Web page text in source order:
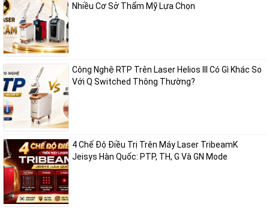
Nhiều Cơ Sở Thẩm Mỹ Lựa Chọn
Công Nghệ RTP Trên Laser Helios III Có Gì Khác So
Với Q Switched Thông Thường?
4 Chế Độ Điều Trị Trên Máy Laser TribeamK
Jeisys Hàn Quốc: PTP, TH, G Và GN Mode